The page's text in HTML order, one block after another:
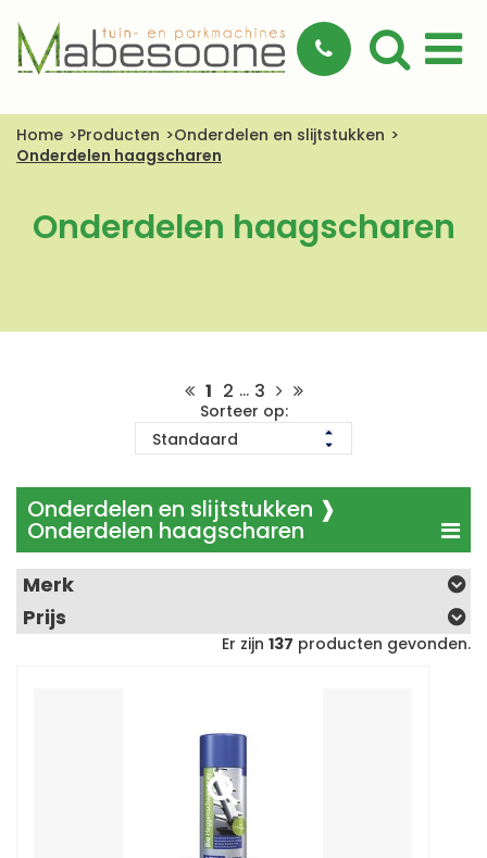
Home Producten
Onderdelen en slijtstukken
Onderdelen haagscharen
Onderdelen haagscharen
1 2 ... 3
Sorteer op:
Onderdelen en slijtstukken ❱
Onderdelen haagscharen
Merk
Prijs
Er zijn 137 producten gevonden.